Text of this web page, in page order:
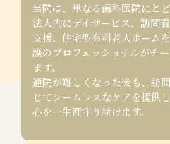
当院は、単なる歯科医院にと
法人内にデイサービス、訪問
支援、住宅型有料老人ホーム
護のプロフェッショナルがチ
ます。
通院が難しくなった後も、訪
じてシームレスなケアを提供
心を一生涯守り続けます。